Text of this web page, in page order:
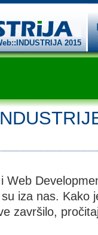
2015
Web
iza nas. Kako
završilo,